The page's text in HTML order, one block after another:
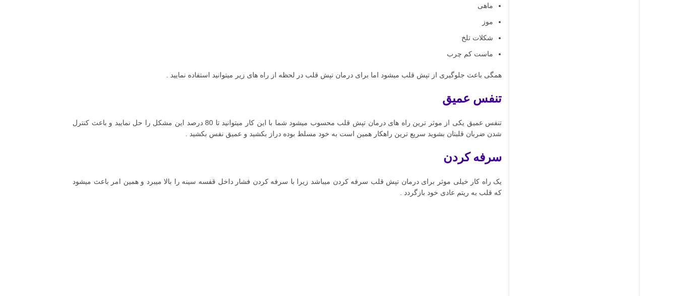
ماهی
موز
شکلات تلخ
ماست کم چرب
همگی باعث جلوگیری از تپش قلب میشود اما برای درمان تپش قلب در لحظه از راه های زیر میتوانید استفاده نمایید .
تنفس عمیق
تنفس عمیق یکی از موثر ترین راه های درمان تپش قلب محسوب میشود شما با این کار میتوانید تا 80 درصد این مشکل را حل نمایید و باعث کنترل
شدن ضربان قلبتان بشوید سریع ترین راهکار همین است به خود مسلط بوده دراز بکشید و عمیق نفس بکشید .
سرفه کردن
یک راه کار خیلی موثر برای درمان تپش قلب سرفه کردن میباشد زیرا با سرفه کردن فشار داخل قفسه سینه را بالا میبرد و همین امر باعث میشود
که قلب به ریتم عادی خود بازگردد .